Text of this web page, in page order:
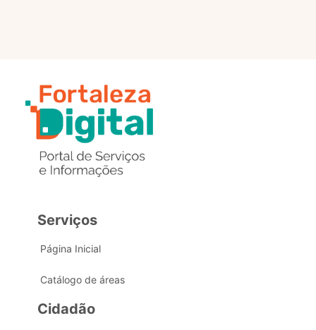
Serviços
Página Inicial
Catálogo de áreas
Cidadão